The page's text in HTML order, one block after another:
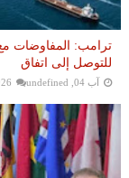
ترامب: المفاوضات
للتوصل إلى اتفاق
آب 04, 2026 undefined